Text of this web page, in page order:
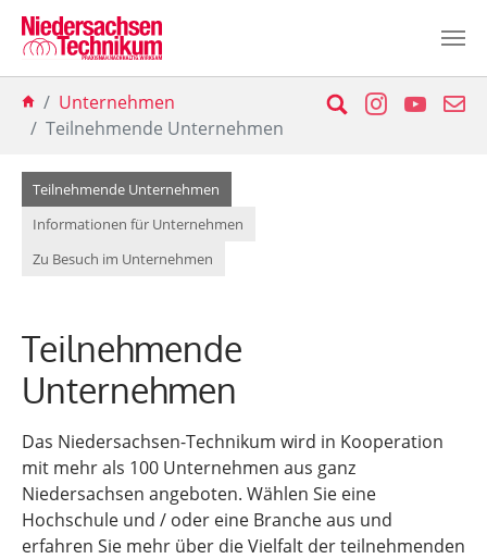
SucheInstagramE-
Unternehmen
Teilnehmende Unternehmen
Teilnehmende Unternehmen
Informationen für Unternehmen
Zu Besuch im Unternehmen
Teilnehmende
Unternehmen
Das Niedersachsen-Technikum wird in Kooperation
mit mehr als 100 Unternehmen aus ganz
Niedersachsen angeboten. Wählen Sie eine
Hochschule und / oder eine Branche aus und
erfahren Sie mehr über die Vielfalt der teilnehmenden